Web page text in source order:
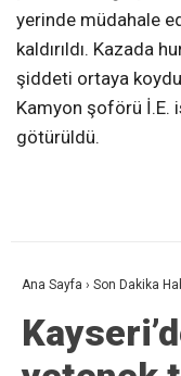
yerinde müdahale
kaldırıldı. Kazada
şiddeti ortaya
Kamyon şoförü İ.E.
götürüldü.
Ana Sayfa › Son Dakika